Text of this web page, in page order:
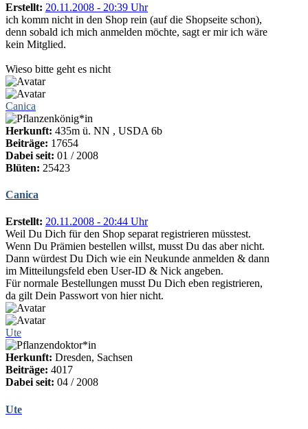
Erstellt: 20.11.2008 - 20:39 Uhr
ich komm nicht in den Shop rein (auf die Shopseite schon),
denn sobald ich mich anmelden möchte, sagt er mir ich wäre
kein Mitglied.
Wieso bitte geht es nicht
Canica
Herkunft: 435m ü. NN , USDA 6b
Beiträge: 17654
Dabei seit: 01 / 2008
Blüten: 25423
Canica
Erstellt: 20.11.2008 - 20:44 Uhr
Weil Du Dich für den Shop separat registrieren müsstest.
Wenn Du Prämien bestellen willst, musst Du das aber nicht.
Dann würdest Du Dich wie ein Neukunde anmelden & dann
im Mitteilungsfeld eben User-ID & Nick angeben.
Für normale Bestellungen musst Du Dich eben registrieren,
da gilt Dein Passwort von hier nicht.
Ute
Herkunft: Dresden, Sachsen
Beiträge: 4017
Dabei seit: 04 / 2008
Ute